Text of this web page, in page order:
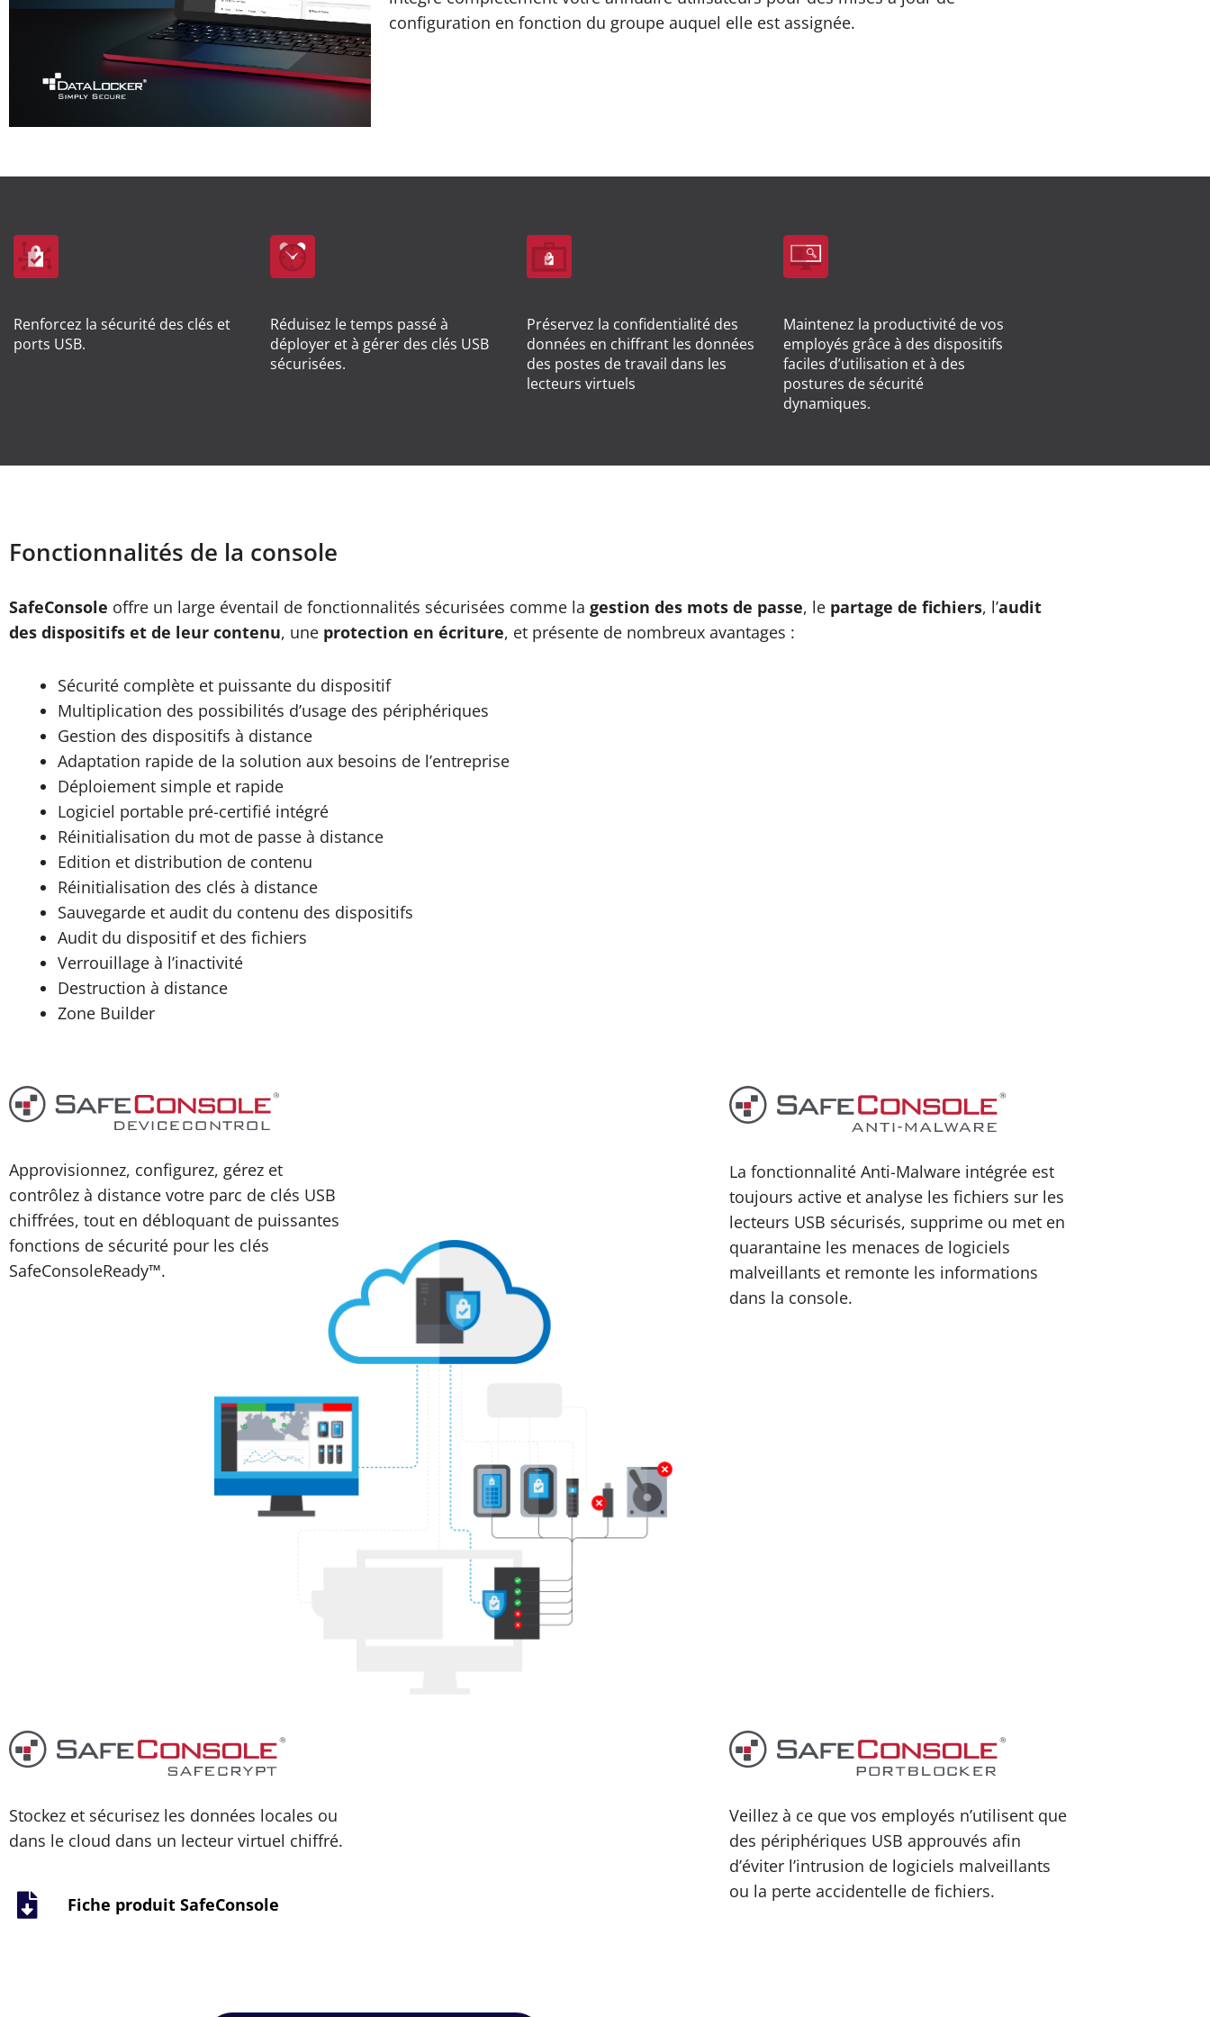
configuration en fonction du groupe auquel elle est assignée.
Renforcez la sécurité des clés et
ports USB.
Réduisez le temps passé à
déployer et à gérer des clés USB
sécurisées.
Préservez la confidentialité des
données en chiffrant les données
des postes de travail dans les
lecteurs virtuels
Maintenez la productivité de vos
employés grâce à des dispositifs
faciles d’utilisation et à des
postures de sécurité
dynamiques.
Fonctionnalités de la console
SafeConsole offre un large éventail de fonctionnalités sécurisées comme la gestion des mots de passe, le partage de fichiers, l’audit
des dispositifs et de leur contenu, une protection en écriture, et présente de nombreux avantages :
Sécurité complète et puissante du dispositif
Multiplication des possibilités d’usage des périphériques
Gestion des dispositifs à distance
Adaptation rapide de la solution aux besoins de l’entreprise
Déploiement simple et rapide
Logiciel portable pré-certifié intégré
Réinitialisation du mot de passe à distance
Edition et distribution de contenu
Réinitialisation des clés à distance
Sauvegarde et audit du contenu des dispositifs
Audit du dispositif et des fichiers
Verrouillage à l’inactivité
Destruction à distance
Zone Builder
Approvisionnez, configurez, gérez et
contrôlez à distance votre parc de clés USB
chiffrées, tout en débloquant de puissantes
fonctions de sécurité pour les clés
SafeConsoleReady™.
La fonctionnalité Anti-Malware intégrée est
toujours active et analyse les fichiers sur les
lecteurs USB sécurisés, supprime ou met en
quarantaine les menaces de logiciels
malveillants et remonte les informations
dans la console.
Stockez et sécurisez les données locales ou
dans le cloud dans un lecteur virtuel chiffré.
Veillez à ce que vos employés n’utilisent que
des périphériques USB approuvés afin
d’éviter l’intrusion de logiciels malveillants
ou la perte accidentelle de fichiers.
Fiche produit SafeConsole